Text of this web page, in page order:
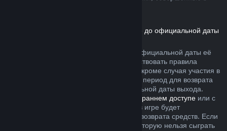
Возврат средств за игры, приобретённые до официальной даты
Если вы приобретаете игру в Steam до официальной даты её
выхода, для возврата средств будут действовать правила
двухчасового лимита игрового времени (кроме случая участия в
бета-тестировании), однако 14-дневный период для возврата
средств начнётся только после официальной даты выхода.
раннем доступеили с
, всё время в игре будет
засчитываться в двухчасовой лимит для возврата средств. Если
вы оформляете предзаказ для игры, в которую нельзя сыграть